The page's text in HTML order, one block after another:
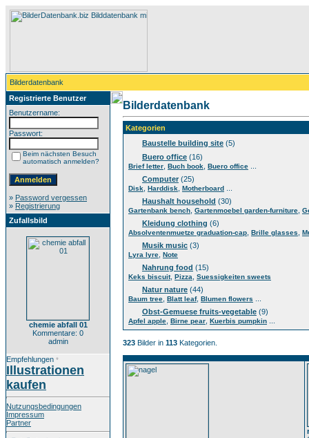
Bilderdatenbank
Registrierte Benutzer
Benutzername:
Passwort:
Beim nächsten Besuch
automatisch anmelden?
» Password vergessen
» Registrierung
Zufallsbild
chemie abfall 01
Kommentare: 0
admin
Empfehlungen *
Illustrationen
kaufen
Nutzungsbedingungen
Impressum
Partner
Bilderdatenbank
Kategorien
Baustelle building site (5)
Buero office (16)
Brief letter Buch book Buero office
Computer(25)
Disk Harddisk Motherboard
Haushalt household (30)
Gartenbank bench Gartenmoebel garden-furniture
Kleidung clothing (6)
Absolventenmuetze graduation-cap Brille glasses
Musik music (3)
Lyra lyre Note
Nahrung food (15)
Keks biscuit, Pizza Suessigkeiten sweets
Natur nature (44)
Baum tree Blatt leaf, Blumen flowers
Obst-Gemuese fruits-vegetable (9)
Apfel apple Birne pear Kuerbis pumpkin
323 Bilder in 113 Kategorien.